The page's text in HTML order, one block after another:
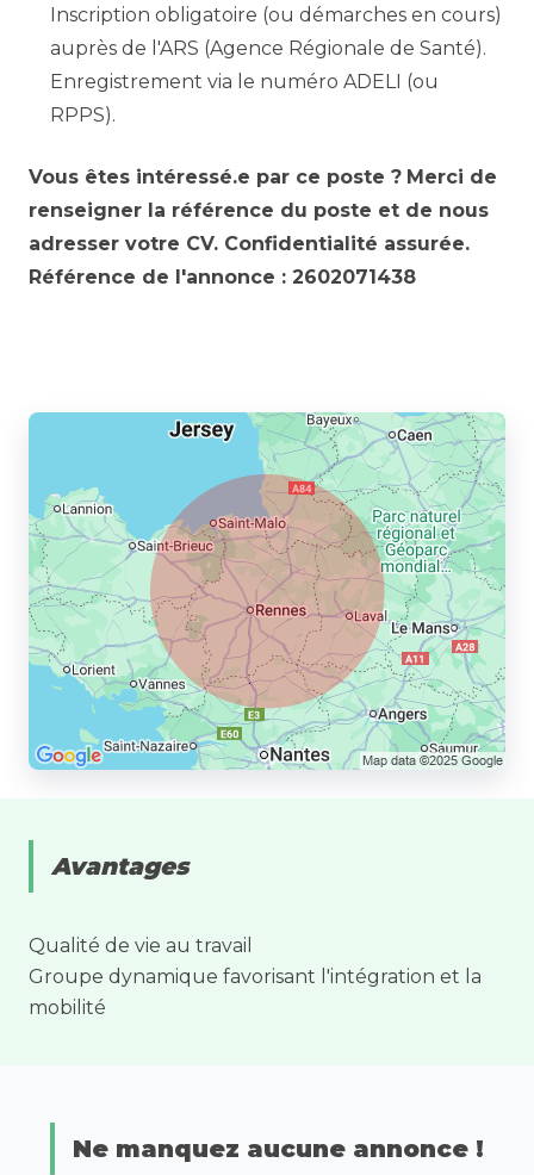
Inscription obligatoire (ou démarches en cours)
auprès de l'ARS (Agence Régionale de Santé).
Enregistrement via le numéro ADELI (ou
RPPS).
Vous êtes intéressé.e par ce poste ? Merci de
renseigner la référence du poste et de nous
adresser votre CV. Confidentialité assurée.
Référence de l'annonce : 2602071438
Avantages
Qualité de vie au travail
Groupe dynamique favorisant l'intégration et la
mobilité
Ne manquez aucune annonce !